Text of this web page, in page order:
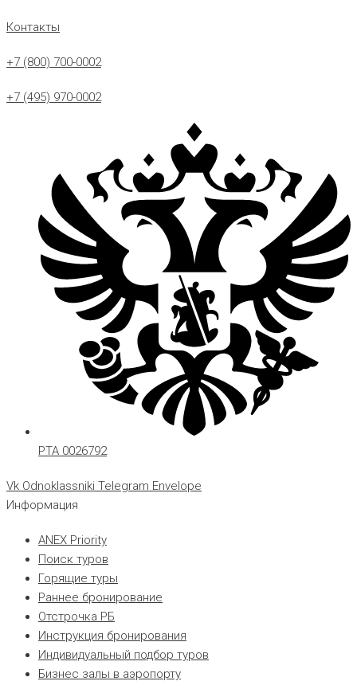
Контакты
+7 (800) 700-0002
+7 (495) 970-0002
РТА 0026792
Vk Odnoklassniki Telegram Envelope
Информация
ANEX Priority
Поиск туров
Горящие туры
Раннее бронирование
Отстрочка РБ
Инструкция бронирования
Индивидуальный подбор туров
Бизнес залы в аэропорту